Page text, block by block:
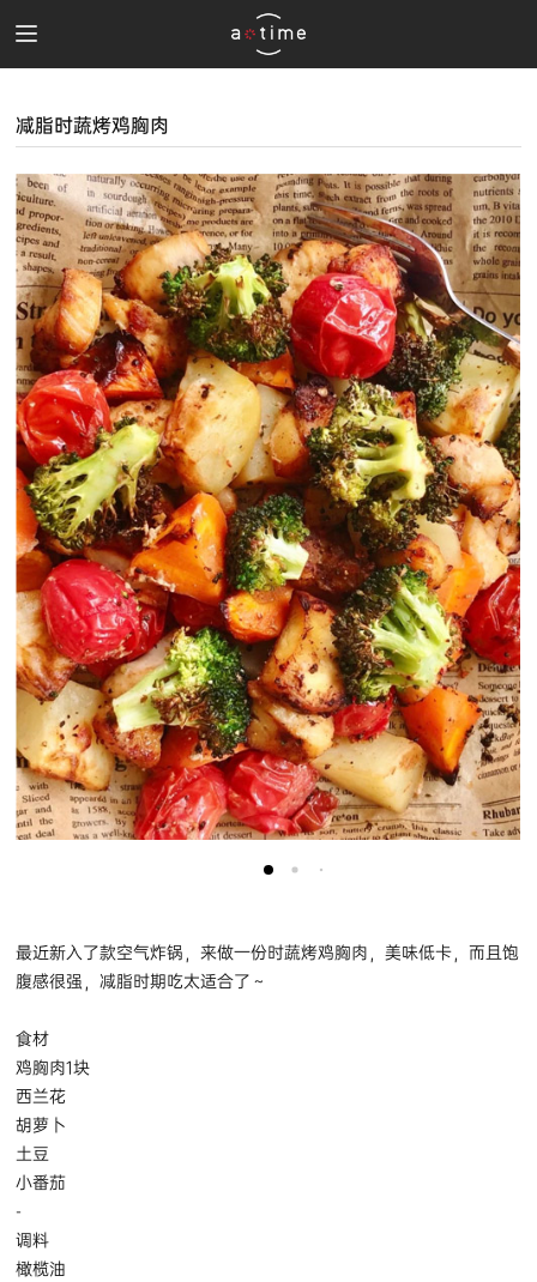
减脂时蔬烤鸡胸肉
最近新入了款空气炸锅，来做一份时蔬烤鸡胸肉，美味低卡，而且饱
腹感很强，减脂时期吃太适合了～
食材
鸡胸肉1块
西兰花
胡萝卜
土豆
小番茄
-
调料
橄榄油